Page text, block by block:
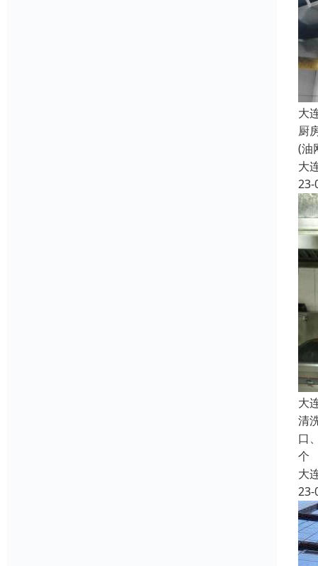
大
厨
(油
大
23-
大
清
口
个
大
23-